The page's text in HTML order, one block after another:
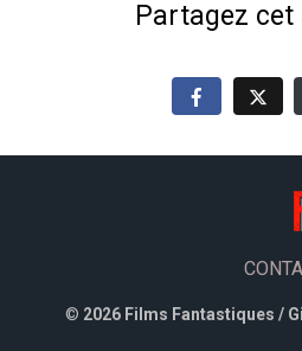
Partagez
© 2026 Films Fantastiques /